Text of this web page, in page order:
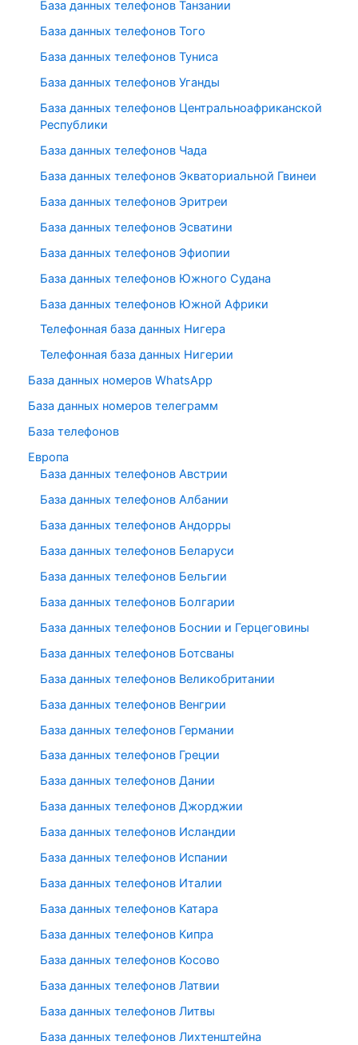
База данных телефонов Танзании
База данных телефонов Того
База данных телефонов Туниса
База данных телефонов Уганды
База данных телефонов Центральноафриканской
Республики
База данных телефонов Чада
База данных телефонов Экваториальной Гвинеи
База данных телефонов Эритреи
База данных телефонов Эсватини
База данных телефонов Эфиопии
База данных телефонов Южного Судана
База данных телефонов Южной Африки
Телефонная база данных Нигера
Телефонная база данных Нигерии
База данных номеров WhatsApp
База данных номеров телеграмм
База телефонов
Европа
База данных телефонов Австрии
База данных телефонов Албании
База данных телефонов Андорры
База данных телефонов Беларуси
База данных телефонов Бельгии
База данных телефонов Болгарии
База данных телефонов Боснии и Герцеговины
База данных телефонов Ботсваны
База данных телефонов Великобритании
База данных телефонов Венгрии
База данных телефонов Германии
База данных телефонов Греции
База данных телефонов Дании
База данных телефонов Джорджии
База данных телефонов Исландии
База данных телефонов Испании
База данных телефонов Италии
База данных телефонов Катара
База данных телефонов Кипра
База данных телефонов Косово
База данных телефонов Латвии
База данных телефонов Литвы
База данных телефонов Лихтенштейна